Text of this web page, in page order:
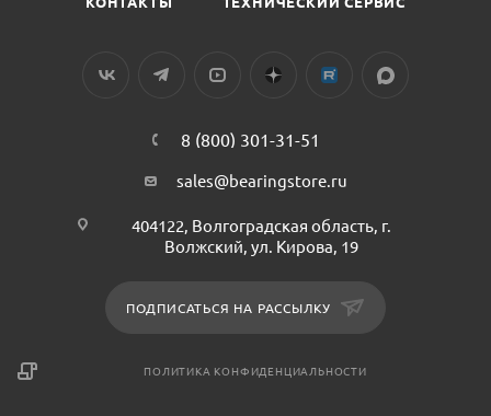
8 (800) 301-31-51
sales@bearingstore.ru
404122, Волгоградская область, г.
Волжский, ул. Кирова, 19
ПОДПИСАТЬСЯ НА РАССЫЛКУ
ПОЛИТИКА КОНФИДЕНЦИАЛЬНОСТИ